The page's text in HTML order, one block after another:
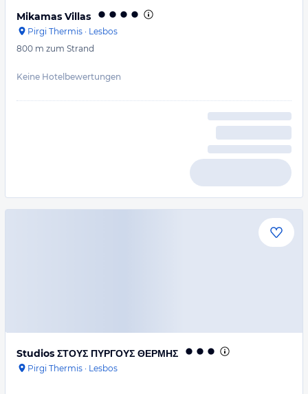
Mikamas Villas
Pirgi Thermis · Lesbos
800 m zum Strand
Keine Hotelbewertungen
Studios ΣΤΟΥΣ ΠΥΡΓΟΥΣ ΘΕΡΜΗΣ
Pirgi Thermis · Lesbos